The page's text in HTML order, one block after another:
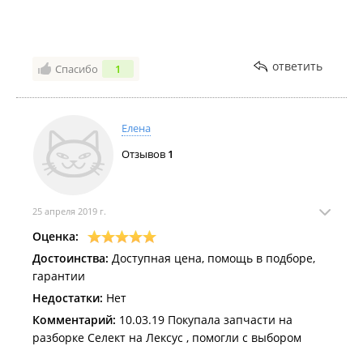
Спасибо 1 ответить
Елена
Отзывов 1
25 апреля 2019 г.
Оценка:
Достоинства: Доступная цена, помощь в подборе,
гарантии
Недостатки: Нет
Комментарий: 10.03.19 Покупала запчасти на
разборке Селект на Лексус , помогли с выбором